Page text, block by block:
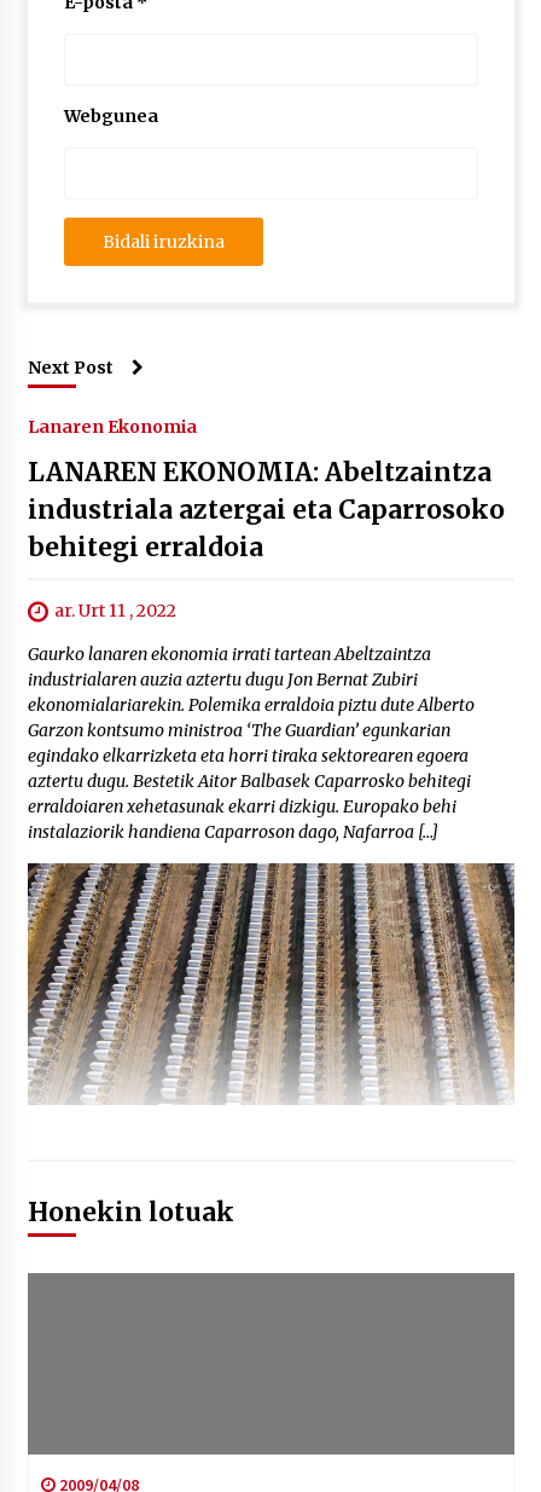
Webgunea
Next Post
Lanaren Ekonomia
LANAREN EKONOMIA: Abeltzaintza
industriala aztergai eta Caparrosoko
behitegi erraldoia
ar. Urt 11 , 2022
Gaurko lanaren ekonomia irrati tartean Abeltzaintza
industrialaren auzia aztertu dugu Jon Bernat Zubiri
ekonomialariarekin. Polemika erraldoia piztu dute Alberto
Garzon kontsumo ministroa ‘The Guardian’ egunkarian
egindako elkarrizketa eta horri tiraka sektorearen egoera
aztertu dugu. Bestetik Aitor Balbasek Caparrosko behitegi
erraldoiaren xehetasunak ekarri dizkigu. Europako behi
instalaziorik handiena Caparroson dago, Nafarroa […]
Honekin lotuak
2009/04/08